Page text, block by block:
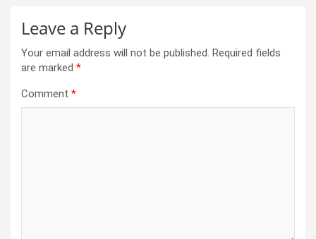
Leave a Reply
Your email address will not be published. Required fields
are marked *
Comment *